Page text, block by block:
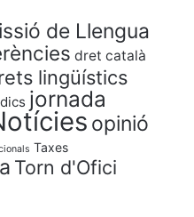
de Llengua
dret català
lingüístics
jornada
opinió
Taxes
Torn d'Ofici